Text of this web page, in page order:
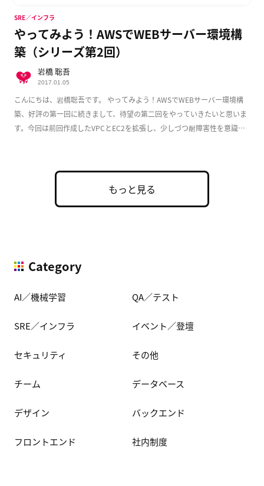
やってみよう！AWSでWEBサーバー環境構
築（シリーズ第2回）
こんにちは、岩橋聡吾です。 やってみよう！AWSでWEBサーバー環境構
築、好評の第一回に続きまして、待望の第二回をやっていきたいと思いま
す。今回は前回作成したVPCとEC2を拡張し、少しづつ耐障害性を意識し
SRE／インフラ
岩橋 聡吾
2017.01.05
もっと見る
Category
AI／機械学習 QA／テスト
SRE／インフラ イベント／登壇
セキュリティ その他
チーム データベース
デザイン バックエンド
フロントエンド 社内制度